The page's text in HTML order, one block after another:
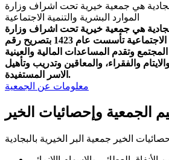
هي جمعية خيرية تحت اشراف وزارة
الموارد البشرية والتنمية الاجتماعية
هي جمعية خيرية تحت اشراف وزارة
الموارد البشرية والتنمية الاجتماعية تأسست عام 1423 بتصريح رقم
المجتمع وتقدم المساعدات المالية والعينية
والفقراء، والمعاقين وتدريب وتأهيل
الاسر المستفيدة.
معلومات عن الجمعية
الجمعية وإحصائيات الخير
الخير جمعية البر الخيرية بالبجادية